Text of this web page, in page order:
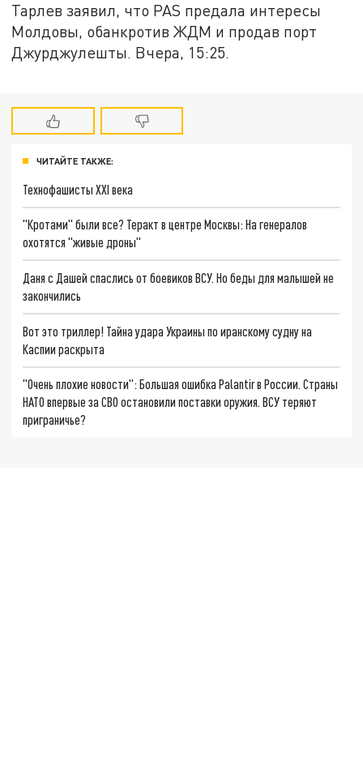
Тарлев заявил, что PAS предала интересы
Молдовы, обанкротив ЖДМ и продав порт
Джурджулешты. Вчера, 15:25.
ЧИТАЙТЕ ТАКЖЕ:
Технофашисты XXI века
"Кротами" были все? Теракт в центре Москвы: На генералов
охотятся "живые дроны"
Даня с Дашей спаслись от боевиков ВСУ. Но беды для малышей не
закончились
Вот это триллер! Тайна удара Украины по иранскому судну на
Каспии раскрыта
"Очень плохие новости": Большая ошибка Palantir в России. Страны
НАТО впервые за СВО остановили поставки оружия. ВСУ теряют
приграничье?